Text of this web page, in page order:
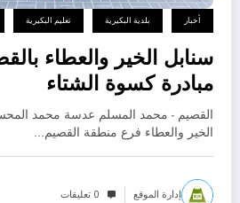
أخبار بلدية البكيرية تعليم البكيرية
سنابل الخير والعطاء
مبادرة كسوة الشتاء
القصيم - محمد المسلم عدسة محمد
الخير والعطاء فرع منطقة القصيم…
إدارة الموقع 0 تعليقات